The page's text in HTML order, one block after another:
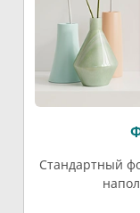
Стандартный